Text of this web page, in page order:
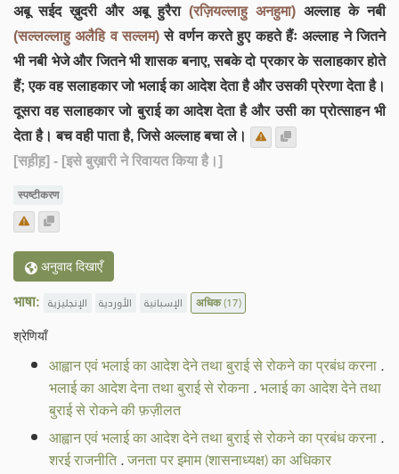
अबू सईद ख़ुदरी और अबू हुरैरा (रज़ियल्लाहु अनहुमा)अल्लाह के नबी
(सल्लल्लाहु अलैहि व सल्लम) से वर्णन करते हुए कहते हैंः अल्लाह ने जितने
भी नबी भेजे और जितने भी शासक बनाए, सबके दो प्रकार के सलाहकार होते
हैं; एक वह सलाहकार जो भलाई का आदेश देता है और उसकी प्रेरणा देता है।
दूसरा वह सलाहकार जो बुराई का आदेश देता है और उसी का प्रोत्साहन भी
देता है। बच वही पाता है, जिसे अल्लाह बचा ले।
[सह़ीह़] - [इसे बुख़ारी ने रिवायत किया है।]
स्पष्टीकरण
अनुवाद दिखाएँ
भाषा: الإنجليزية الأوردية الإسبانية अधिक(17)
श्रेणियाँ
आह्वान एवं भलाई का आदेश देने तथा बुराई से रोकने का प्रबंध करना.
भलाई का आदेश देना तथा बुराई से रोकना.भलाई का आदेश देने तथा
बुराई से रोकने की फ़ज़ीलत
आह्वान एवं भलाई का आदेश देने तथा बुराई से रोकने का प्रबंध करना.
शरई राजनीति.जनता पर इमाम (शासनाध्यक्ष) का अधिकार